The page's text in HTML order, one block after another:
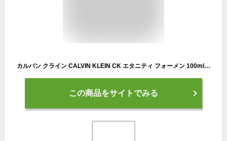
カルバン クライン CALVIN KLEIN CK エタニティ フォーメン 100ml EDT SP fs 【香水 メンズ】【即納】
この商品をサイトでみる